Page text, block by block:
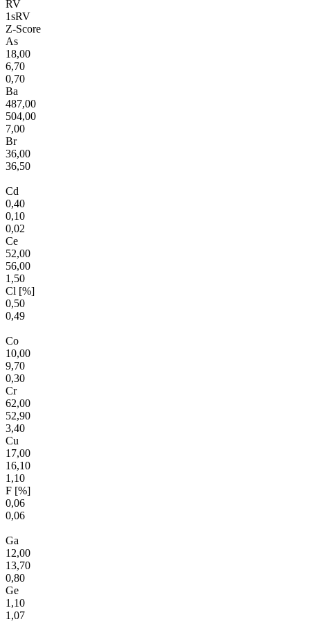
RV
1sRV
Z-Score
As
18,00
6,70
0,70
Ba
487,00
504,00
7,00
Br
36,00
36,50
Cd
0,40
0,10
0,02
Ce
52,00
56,00
1,50
Cl [%]
0,50
0,49
Co
10,00
9,70
0,30
Cr
62,00
52,90
3,40
Cu
17,00
16,10
1,10
F [%]
0,06
0,06
Ga
12,00
13,70
0,80
Ge
1,10
1,07